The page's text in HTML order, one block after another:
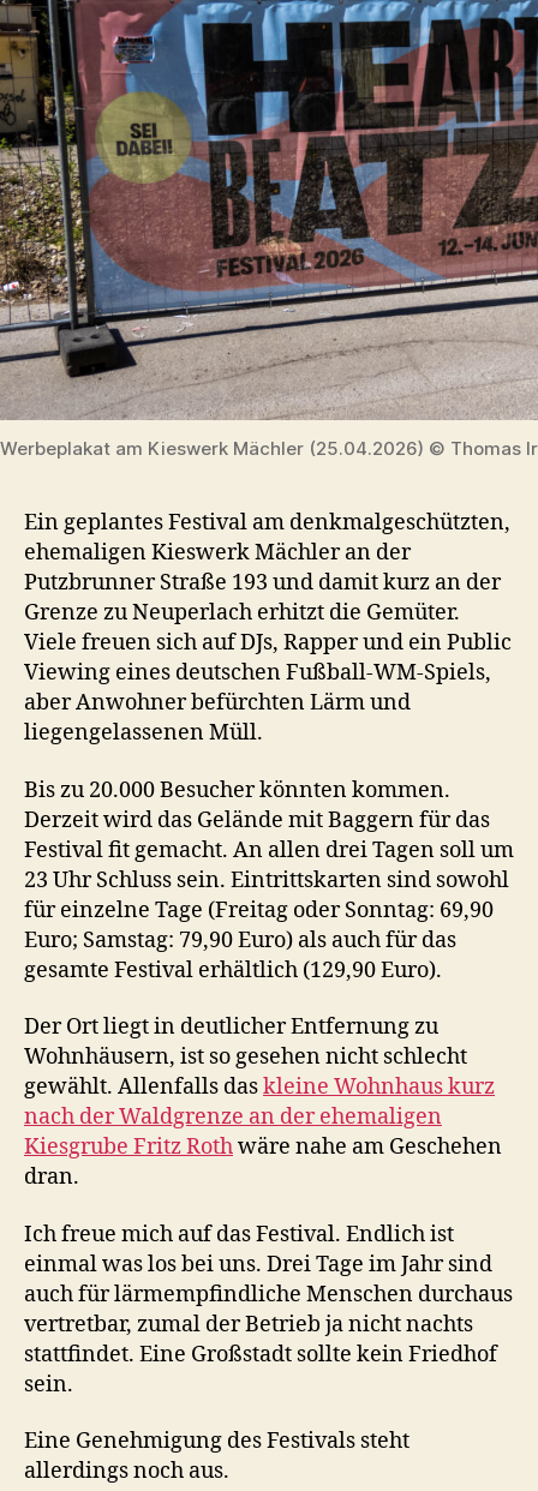
Werbeplakat am Kieswerk Mächler (25.04.2026) © Thomas
Ein geplantes Festival am denkmalgeschützten,
ehemaligen Kieswerk Mächler an der
Putzbrunner Straße 193 und damit kurz an der
Grenze zu Neuperlach erhitzt die Gemüter.
Viele freuen sich auf DJs, Rapper und ein Public
Viewing eines deutschen Fußball-WM-Spiels,
aber Anwohner befürchten Lärm und
liegengelassenen Müll.
Bis zu 20.000 Besucher könnten kommen.
Derzeit wird das Gelände mit Baggern für das
Festival fit gemacht. An allen drei Tagen soll um
23 Uhr Schluss sein. Eintrittskarten sind sowohl
für einzelne Tage (Freitag oder Sonntag: 69,90
Euro; Samstag: 79,90 Euro) als auch für das
gesamte Festival erhältlich (129,90 Euro).
Der Ort liegt in deutlicher Entfernung zu
Wohnhäusern, ist so gesehen nicht schlecht
gewählt. Allenfalls daskleine Wohnhaus kurz
nach der Waldgrenze an der ehemaligen
Kiesgrube Fritz Rothwäre nahe am Geschehen
dran.
Ich freue mich auf das Festival. Endlich ist
einmal was los bei uns. Drei Tage im Jahr sind
auch für lärmempfindliche Menschen durchaus
vertretbar, zumal der Betrieb ja nicht nachts
stattfindet. Eine Großstadt sollte kein Friedhof
sein.
Eine Genehmigung des Festivals steht
allerdings noch aus.